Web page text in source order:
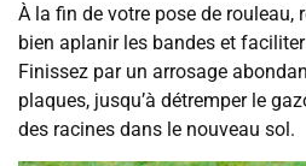
À la fin de votre pose de rouleau,
bien aplanir les bandes et
Finissez par un arrosage
plaques, jusqu’à détremper le
des racines dans le nouveau sol.